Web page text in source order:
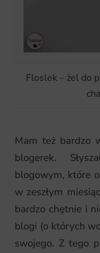
Floslek – żel do
Mam też bardzo
blogerek.
blogowym, które
w zeszłym
bardzo chętnie i
blogi (o których
swojego. Z tego